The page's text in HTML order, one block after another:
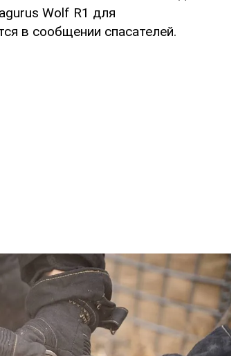
Wolf R1 для
в сообщении спасателей.